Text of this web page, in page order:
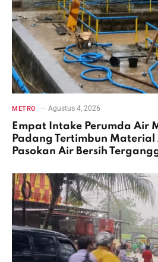
METRO Agustus 4, 2026
Empat Intake Perumda Air
Padang Tertimbun
Pasokan Air Bersih